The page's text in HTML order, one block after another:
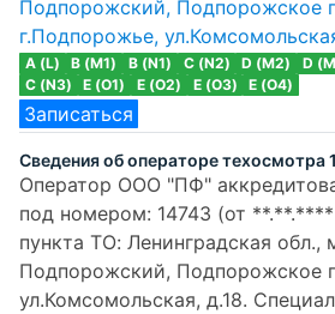
Подпорожский, Подпорожское
г.Подпорожье,
A (L) B (M1) B (N1) C (N2) D (M2)
D
C (N3)
E (O1) E (O2) E (O3) E (O4)
Записаться
Сведения об операторе
Оператор ООО "ПФ"
под номером: 14743 (от
пункта ТО: Ленинградская обл.,
Подпорожский, Подпорожское
ул.Комсомольская, д.18.